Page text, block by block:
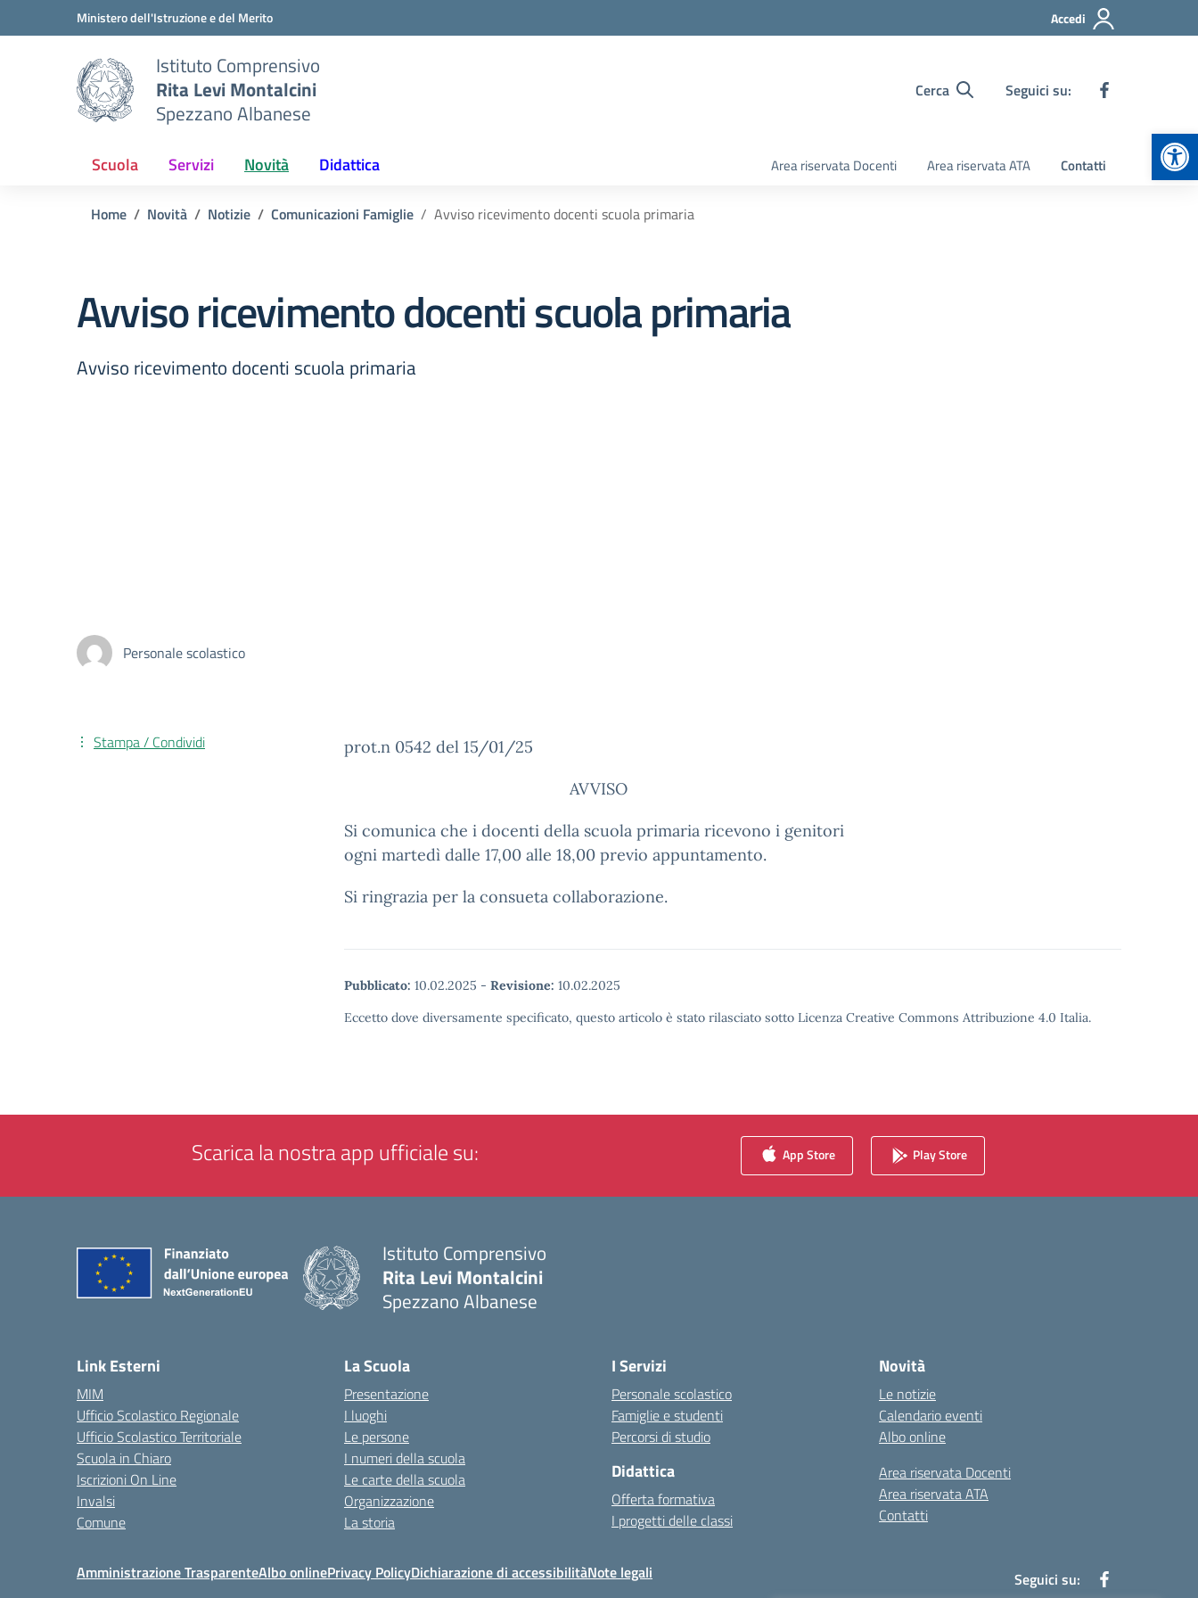
Vai ai contenuti
Vai al menu di navigazioneMinistero dell'Istruzione e del Merito Accedi
Istituto Comprensivo
Rita Levi Montalcini
Spezzano Albanese
Cerca Seguici su:
Scuola Servizi Novità Didattica Area riservata Docenti Area riservata ATA Contatti
Home Novità Notizie Comunicazioni Famiglie Avviso ricevimento docenti scuola primaria
Avviso ricevimento docenti scuola primaria
Avviso ricevimento docenti scuola primaria
Personale scolastico
prot.n 0542 del 15/01/25
AVVISO
Si comunica che i docenti della scuola primaria ricevono i genitori
ogni martedì dalle 17,00 alle 18,00 previo appuntamento.
Si ringrazia per la consueta collaborazione.
Pubblicato: 10.02.2025 - Revisione: 10.02.2025
Eccetto dove diversamente specificato, questo articolo è stato rilasciato sotto Licenza Creative Commons Attribuzione 4.0 Italia.
Stampa / Condividi
Scarica la nostra app ufficiale su: App Store Play Store
Istituto Comprensivo
Rita Levi Montalcini
Spezzano Albanese
Link Esterni
MIM
Ufficio Scolastico Regionale
Ufficio Scolastico Territoriale
Scuola in Chiaro
Iscrizioni On Line
Invalsi
Comune
La Scuola
Presentazione
I luoghi
Le persone
I numeri della scuola
Le carte della scuola
Organizzazione
La storia
I Servizi
Personale scolastico
Famiglie e studenti
Percorsi di studio
Didattica
Offerta formativa
I progetti delle classi
Novità
Le notizie
Calendario eventi
Albo online
Area riservata Docenti
Area riservata ATA
Contatti
Amministrazione TrasparenteAlbo onlinePrivacy PolicyDichiarazione di accessibilitàNote legali Seguici su: